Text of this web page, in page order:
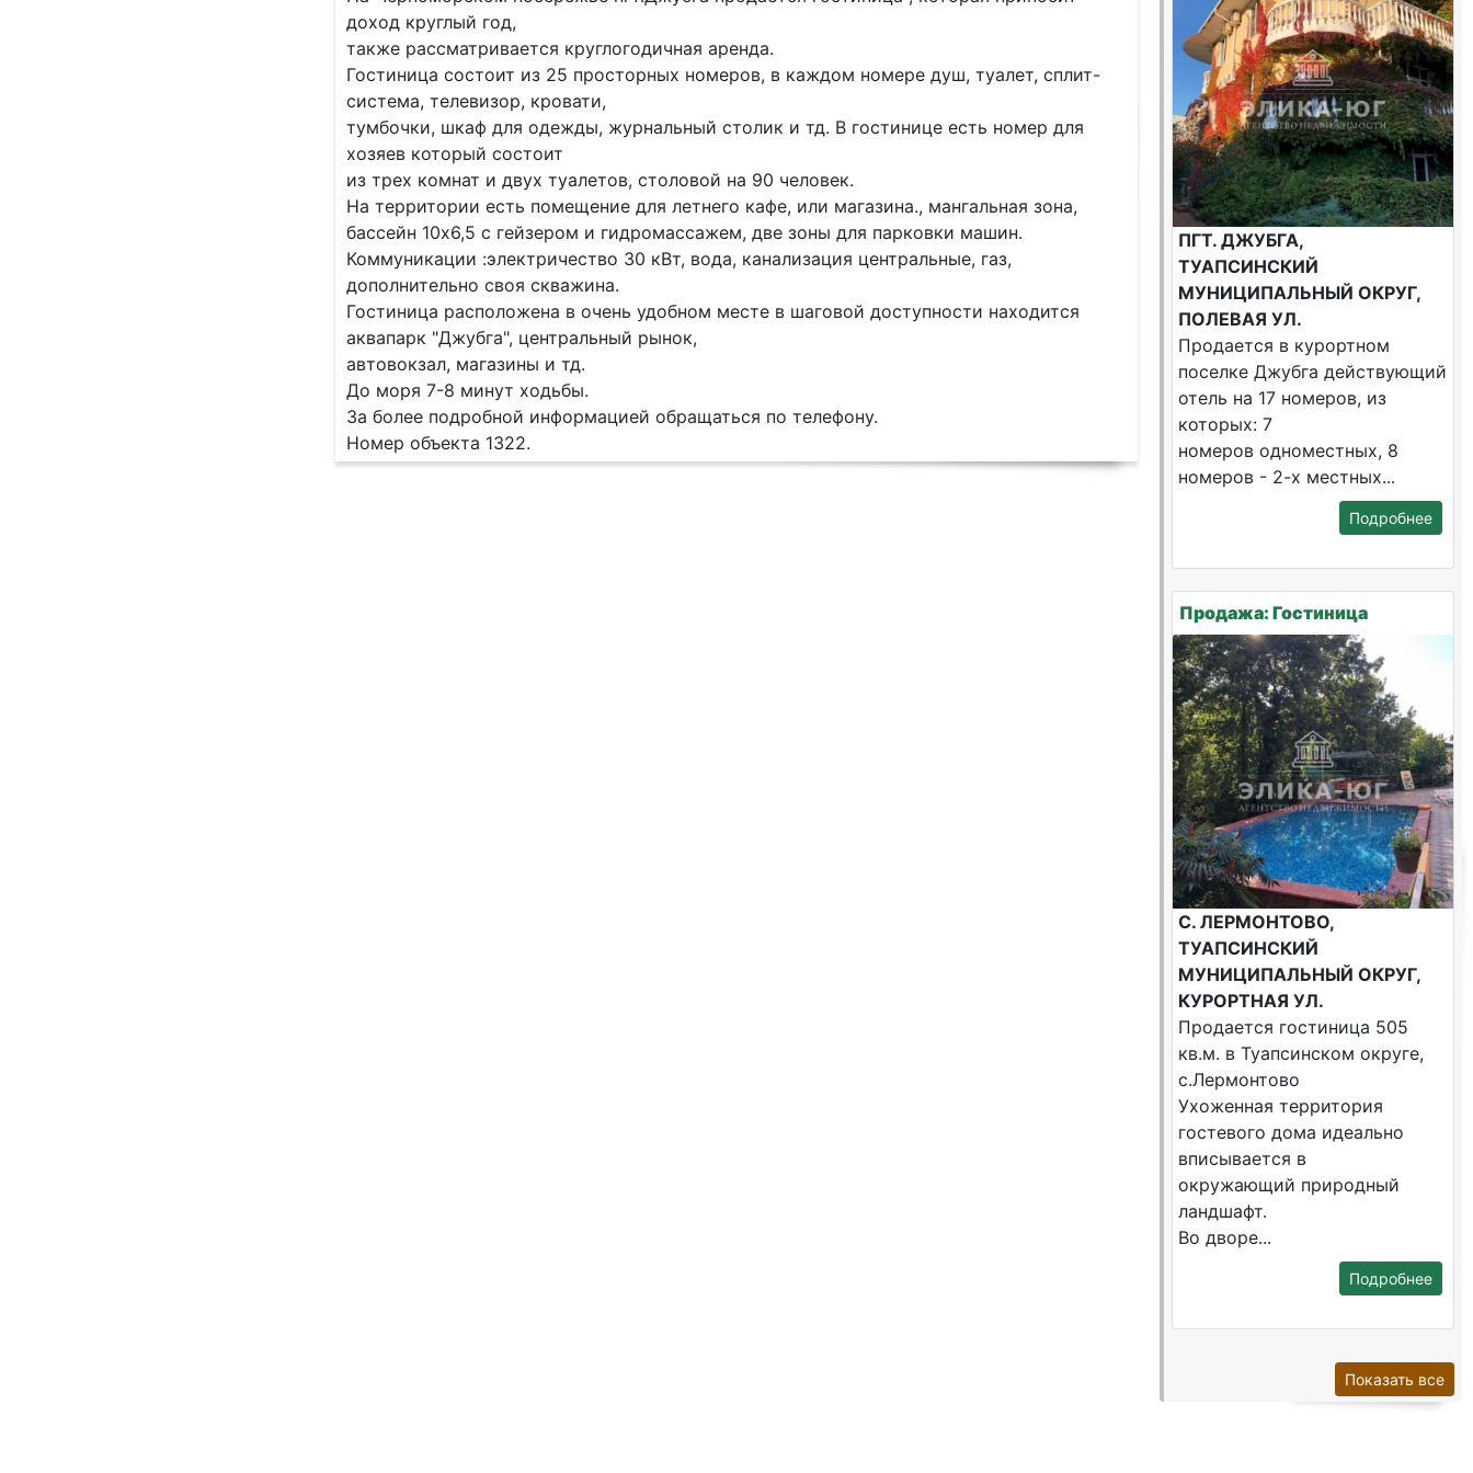
доход круглый год,
также рассматривается круглогодичная аренда.
Гостиница состоит из 25 просторных номеров, в каждом номере душ, туалет, сплит-
система, телевизор, кровати,
тумбочки, шкаф для одежды, журнальный столик и тд. В гостинице есть номер для
хозяев который состоит
из трех комнат и двух туалетов, столовой на 90 человек.
На территории есть помещение для летнего кафе, или магазина., мангальная зона,
бассейн 10х6,5 с гейзером и гидромассажем, две зоны для парковки машин.
Коммуникации :электричество 30 кВт, вода, канализация центральные, газ,
дополнительно своя скважина.
Гостиница расположена в очень удобном месте в шаговой доступности находится
аквапарк "Джубга", центральный рынок,
автовокзал, магазины и тд.
До моря 7-8 минут ходьбы.
За более подробной информацией обращаться по телефону.
Номер объекта 1322.
ПГТ. ДЖУБГА,
ТУАПСИНСКИЙ
МУНИЦИПАЛЬНЫЙ ОКРУГ,
ПОЛЕВАЯ УЛ.
Продается в курортном
поселке Джубга действующий
отель на 17 номеров, из
которых: 7
номеров одноместных, 8
номеров - 2-х местных...
Подробнее
Продажа: Гостиница
С. ЛЕРМОНТОВО,
ТУАПСИНСКИЙ
МУНИЦИПАЛЬНЫЙ ОКРУГ,
КУРОРТНАЯ УЛ.
Продается гостиница 505
кв.м. в Туапсинском округе,
с.Лермонтово
Ухоженная территория
гостевого дома идеально
вписывается в
окружающий природный
ландшафт.
Во дворе...
Подробнее
Показать все